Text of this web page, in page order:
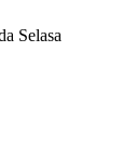
Selasa